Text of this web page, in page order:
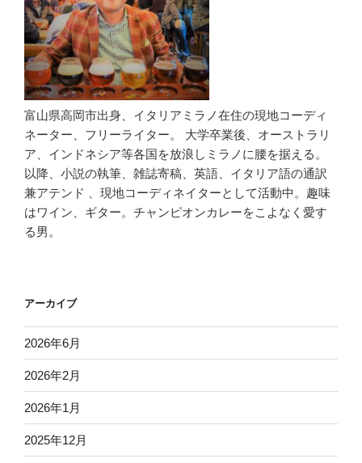
富山県高岡市出身、イタリアミラノ在住の現地コーディ
ネーター、フリーライター。 大学卒業後、オーストラリ
ア、インドネシア等各国を放浪しミラノに腰を据える。
以降、小説の執筆、雑誌寄稿、英語、イタリア語の通訳
兼アテンド 、現地コーディネイターとして活動中。趣味
はワイン、ギター。チャンピオンカレーをこよなく愛す
る男。
アーカイブ
2026年6月
2026年2月
2026年1月
2025年12月